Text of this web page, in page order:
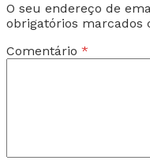
O seu endereço de
obrigatórios marcados
Comentário *